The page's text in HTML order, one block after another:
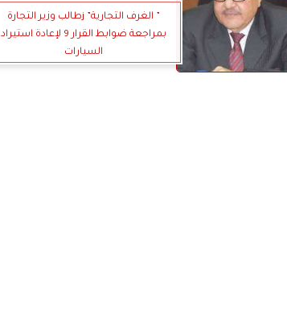
” الغرف التجارية” jطالب وزير التجارة
بمراجعة ضوابط القرار 9 لإعادة استيراد
السيارات